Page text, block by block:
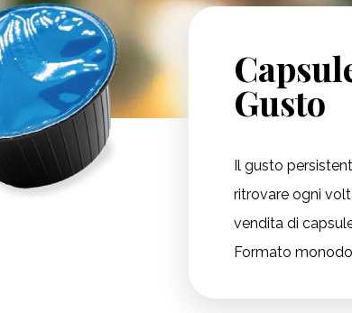
Gusto
Il gusto
ritrovare ogni
vendita di
Formato